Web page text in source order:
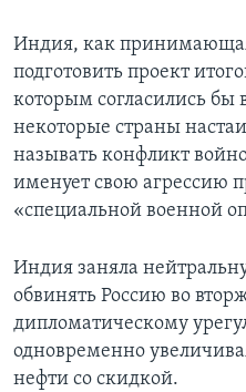
Индия, как
подготовить проект
которым согласились бы
некоторые страны
называть конфликт
именует свою агрессию
«специальной военной
Индия заняла
обвинять Россию во
дипломатическому
одновременно
нефти со скидкой.